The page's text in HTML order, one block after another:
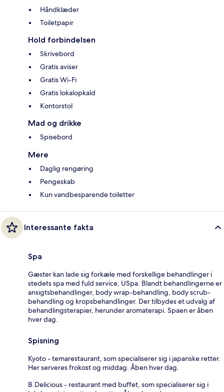
Håndklæder
Toiletpapir
Hold forbindelsen
Skrivebord
Gratis aviser
Gratis Wi-Fi
Gratis lokalopkald
Kontorstol
Mad og drikke
Spisebord
Mere
Daglig rengøring
Pengeskab
Kun vandbesparende toiletter
Interessante fakta
Spa
Gæster kan lade sig forkæle med forskellige behandlinger i
stedets spa med fuld service, USpa. Blandt behandlingerne er
ansigtsbehandlinger, body wrap-behandling, body scrub-
behandling og kropsbehandlinger. Der tilbydes et udvalg af
behandlingsterapier, herunder aromaterapi. Spaen er åben
hver dag.
Spisning
Kyoto - temarestaurant, som specialiserer sig i japanske retter.
Her serveres frokost og middag. Åben hver dag.
B.Delicious - restaurant med buffet, som specialiserer sig i